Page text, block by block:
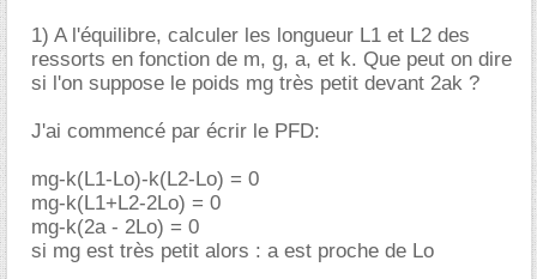
1) A l'équilibre, calculer les longueur L1 et L2 des
ressorts en fonction de m, g, a, et k. Que peut on dire
si l'on suppose le poids mg très petit devant 2ak ?
J'ai commencé par écrir le PFD:
mg-k(L1-Lo)-k(L2-Lo) = 0
mg-k(L1+L2-2Lo) = 0
mg-k(2a - 2Lo) = 0
si mg est très petit alors : a est proche de Lo